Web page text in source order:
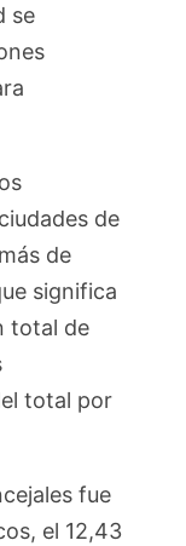
se
de
de
significa
total de
total por
fue
el 12,43